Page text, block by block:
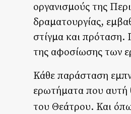
οργανισμούς της
δραματουργίας,
στίγμα και πρόταση.
της αφοσίωσης των
Κάθε παράσταση
ερωτήματα που αυτή
του Θεάτρου. Και